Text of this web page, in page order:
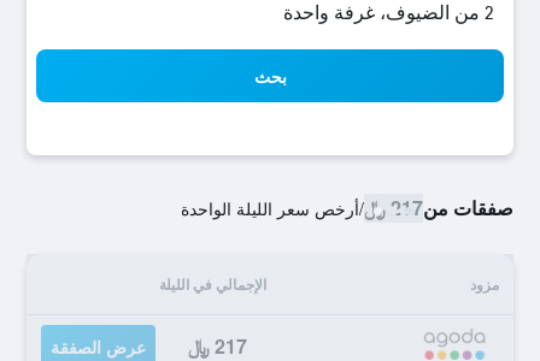
2 من الضيوف، غرفة واحدة
بحث
صفقات من217 ﷼ /أرخص سعر الليلة الواحدة
مزود الإجمالي في الليلة
217 ﷼ عرض الصفقة